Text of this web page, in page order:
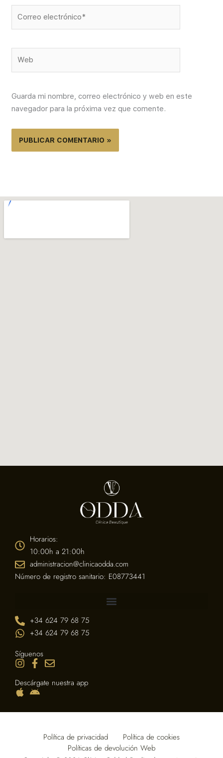
Guarda mi nombre, correo electrónico y web en este
navegador para la próxima vez que comente.
Horarios:
10:00h a 21:00h
administracion@clinicaodda.com
Número de registro sanitario: E08773441
+34 624 79 68 75
+34 624 79 68 75
Síguenos
Descárgate nuestra app
Política de privacidad
Política de cookies
Políticas de devolución Web